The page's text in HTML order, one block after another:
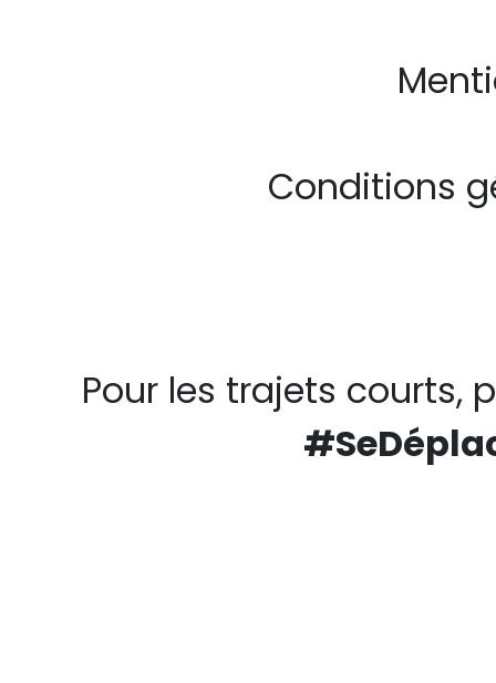
Conditions
Pour les trajets courts,